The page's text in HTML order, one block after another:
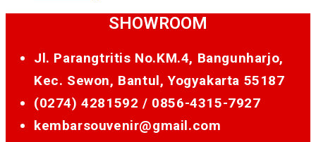
SHOWROOM
Jl. Parangtritis No.KM.4, Bangunharjo,
Kec. Sewon, Bantul, Yogyakarta 55187
(0274) 4281592 / 0856-4315-7927
kembarsouvenir@gmail.com